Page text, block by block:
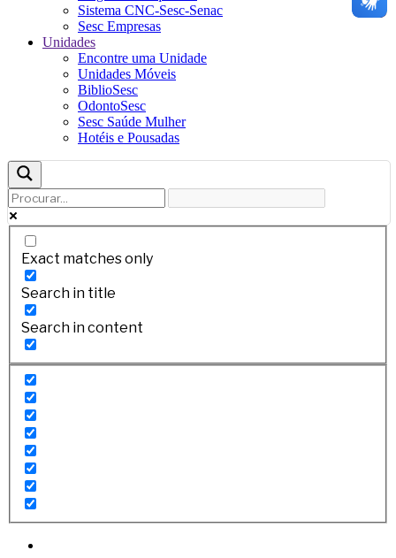
Sistema CNC-Sesc-Senac
Sesc Empresas
Unidades
Encontre uma Unidade
Unidades Móveis
BiblioSesc
OdontoSesc
Sesc Saúde Mulher
Hotéis e Pousadas
Exact matches only
Search in title
Search in content